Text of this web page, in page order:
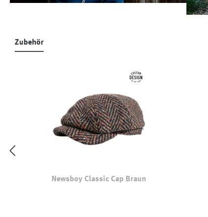
Zubehör
Newsboy Classic Cap Braun